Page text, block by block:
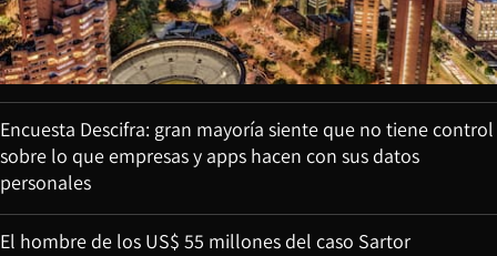
Encuesta Descifra: gran mayoría siente que no tiene control
sobre lo que empresas y apps hacen con sus datos
personales
El hombre de los US$ 55 millones del caso Sartor